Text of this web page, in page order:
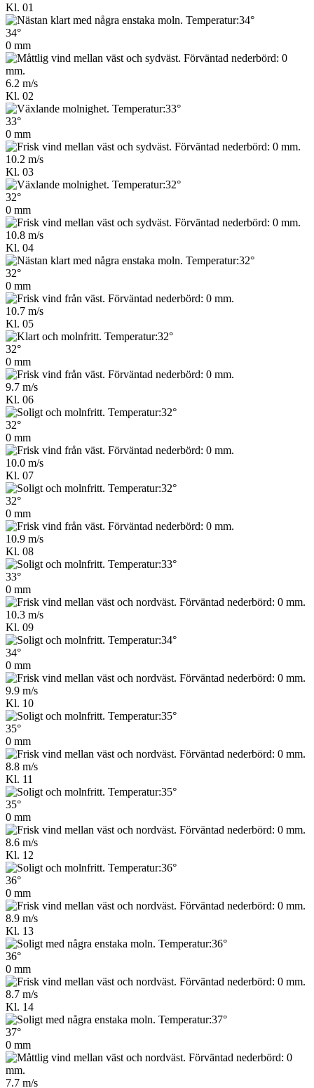
Kl. 01
34°
0 mm
6.2 m/s
Kl. 02
33°
0 mm
10.2 m/s
Kl. 03
32°
0 mm
10.8 m/s
Kl. 04
32°
0 mm
10.7 m/s
Kl. 05
32°
0 mm
9.7 m/s
Kl. 06
32°
0 mm
10.0 m/s
Kl. 07
32°
0 mm
10.9 m/s
Kl. 08
33°
0 mm
10.3 m/s
Kl. 09
34°
0 mm
9.9 m/s
Kl. 10
35°
0 mm
8.8 m/s
Kl. 11
35°
0 mm
8.6 m/s
Kl. 12
36°
0 mm
8.9 m/s
Kl. 13
36°
0 mm
8.7 m/s
Kl. 14
37°
0 mm
7.7 m/s